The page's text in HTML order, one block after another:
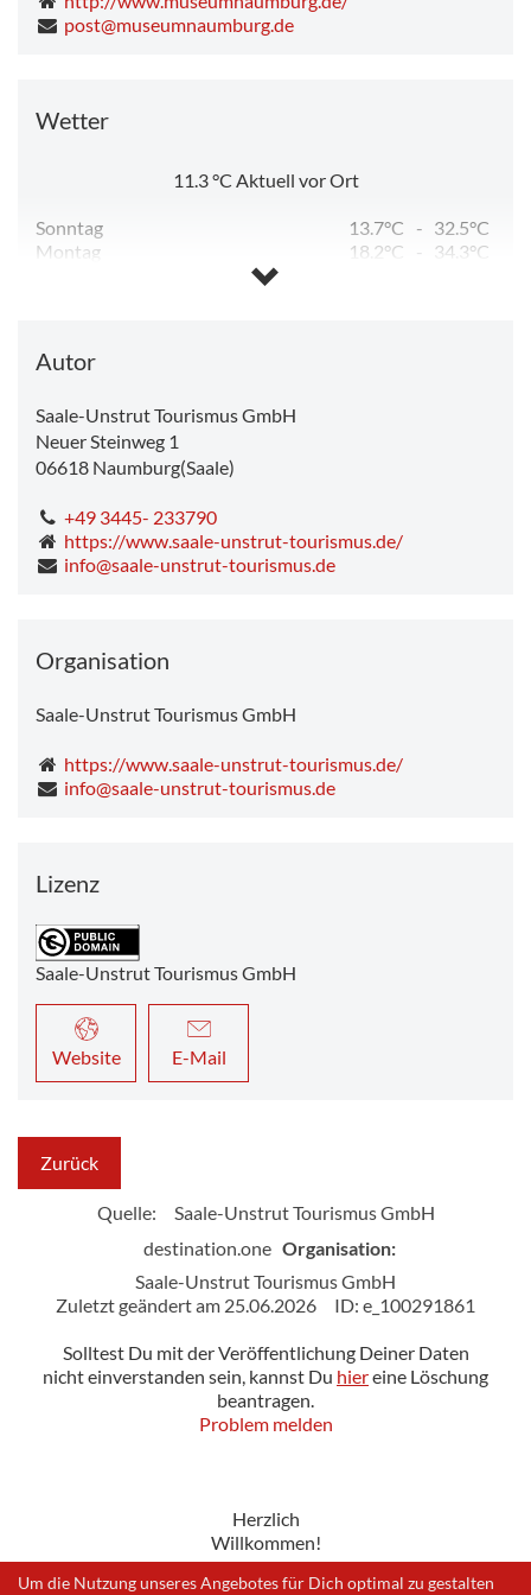
post@museumnaumburg.de
Wetter
11.3°C Aktuell vor Ort
Sonntag 13.7°C - 32.5°C
Montag
18.2°C -
34.3°C
Autor
Saale-Unstrut Tourismus GmbH
Neuer Steinweg 1
06618 Naumburg(Saale)
+49 3445- 233790
https://www.saale-unstrut-tourismus.de/
info@saale-unstrut-tourismus.de
Organisation
Saale-Unstrut Tourismus GmbH
https://www.saale-unstrut-tourismus.de/
info@saale-unstrut-tourismus.de
Lizenz
Saale-Unstrut Tourismus GmbH
Website E-Mail
Zurück
Quelle:
Saale-Unstrut Tourismus GmbH
destination.one Organisation:
Saale-Unstrut Tourismus GmbH
Zuletzt geändert am 25.06.2026
ID: e_100291861
Solltest Du mit der Veröffentlichung Deiner Daten
nicht einverstanden sein, kannst Du hiereine Löschung
beantragen.
Problem melden
Herzlich
Willkommen!
Um die Nutzung unseres Angebotes für Dich optimal zu gestalten